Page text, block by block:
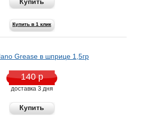
Купить в 1 клик
Grease в шприце 1,5гр
140 р
доставка 3 дня
Купить